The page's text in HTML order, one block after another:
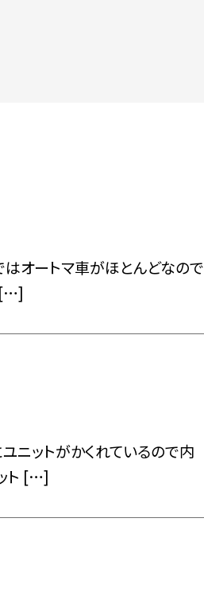
はオートマ車がほとんどなので
[…]
ニットがかくれているので内
ト […]